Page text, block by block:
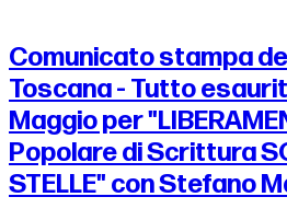
Comunicato stampa
Toscana - Tutto
Maggio per
Popolare di Scrittura
STELLE" con Stefano